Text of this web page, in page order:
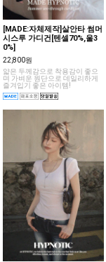
[MADE:자체제작]살안타 썸머
시스루 가디건[텐셀70%,울3
0%]
22,800원
얇은 두께감으로 착용감이 좋으
며 가벼운 원단으로 데일리하게
즐겨입기 좋은 아이템!